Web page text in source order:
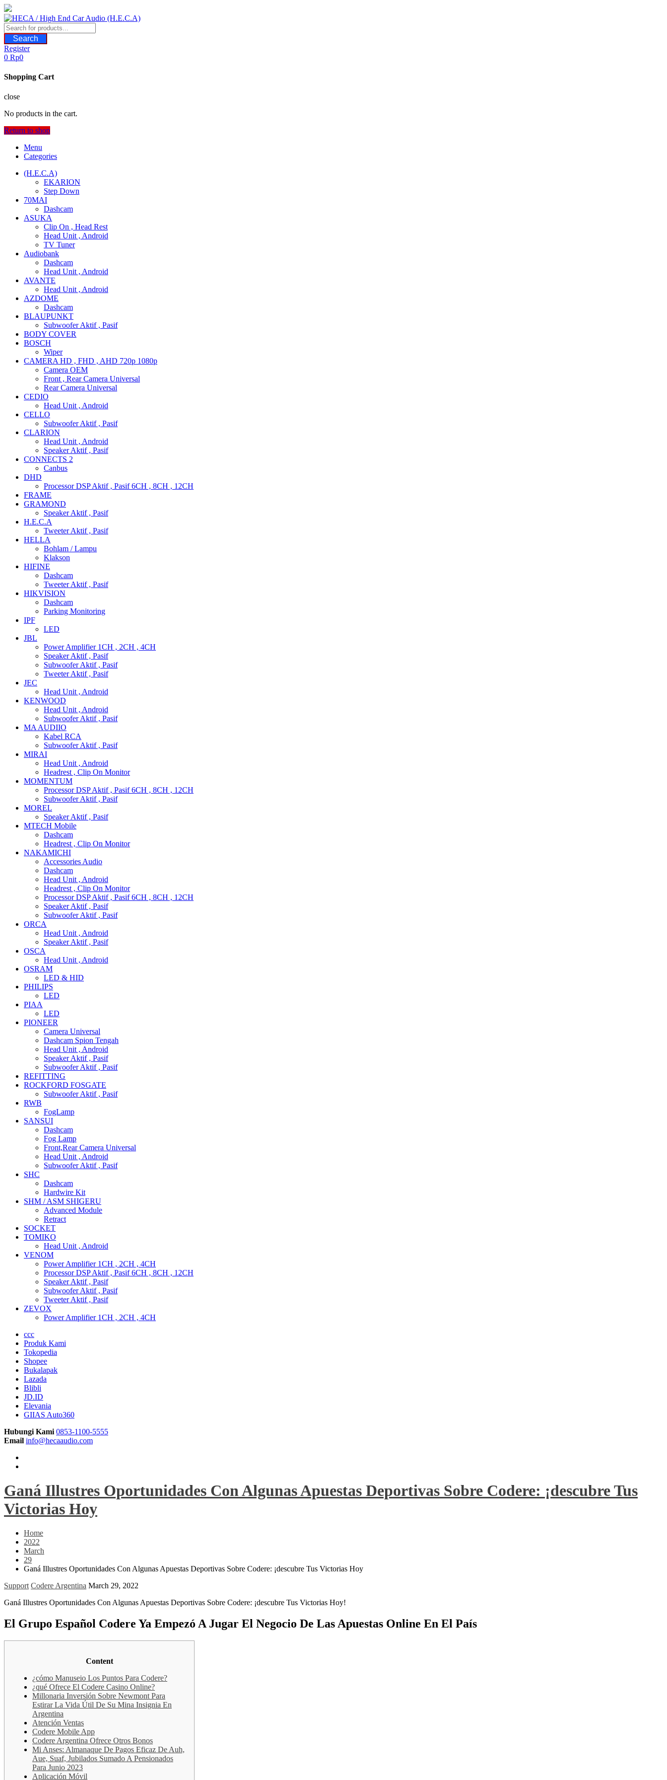
Skip
to
content
Search
Register
0 Rp0
Shopping Cart
close
No products in the cart.
Return to shop
Menu
Categories
(H.E.C.A)
EKARION
Step Down
70MAI
Dashcam
ASUKA
Clip On , Head Rest
Head Unit , Android
TV Tuner
Audiobank
Dashcam
Head Unit , Android
AVANTE
Head Unit , Android
AZDOME
Dashcam
BLAUPUNKT
Subwoofer Aktif , Pasif
BODY COVER
BOSCH
Wiper
CAMERA HD , FHD , AHD 720p 1080p
Camera OEM
Front , Rear Camera Universal
Rear Camera Universal
CEDIO
Head Unit , Android
CELLO
Subwoofer Aktif , Pasif
CLARION
Head Unit , Android
Speaker Aktif , Pasif
CONNECTS 2
Canbus
DHD
Processor DSP Aktif , Pasif 6CH , 8CH , 12CH
FRAME
GRAMOND
Speaker Aktif , Pasif
H.E.C.A
Tweeter Aktif , Pasif
HELLA
Bohlam / Lampu
Klakson
HIFINE
Dashcam
Tweeter Aktif , Pasif
HIKVISION
Dashcam
Parking Monitoring
IPF
LED
JBL
Power Amplifier 1CH , 2CH , 4CH
Speaker Aktif , Pasif
Subwoofer Aktif , Pasif
Tweeter Aktif , Pasif
JEC
Head Unit , Android
KENWOOD
Head Unit , Android
Subwoofer Aktif , Pasif
MA AUDIIO
Kabel RCA
Subwoofer Aktif , Pasif
MIRAI
Head Unit , Android
Headrest , Clip On Monitor
MOMENTUM
Processor DSP Aktif , Pasif 6CH , 8CH , 12CH
Subwoofer Aktif , Pasif
MOREL
Speaker Aktif , Pasif
MTECH Mobile
Dashcam
Headrest , Clip On Monitor
NAKAMICHI
Accessories Audio
Dashcam
Head Unit , Android
Headrest , Clip On Monitor
Processor DSP Aktif , Pasif 6CH , 8CH , 12CH
Speaker Aktif , Pasif
Subwoofer Aktif , Pasif
ORCA
Head Unit , Android
Speaker Aktif , Pasif
OSCA
Head Unit , Android
OSRAM
LED & HID
PHILIPS
LED
PIAA
LED
PIONEER
Camera Universal
Dashcam Spion Tengah
Head Unit , Android
Speaker Aktif , Pasif
Subwoofer Aktif , Pasif
REFITTING
ROCKFORD FOSGATE
Subwoofer Aktif , Pasif
RWB
FogLamp
SANSUI
Dashcam
Fog Lamp
Front,Rear Camera Universal
Head Unit , Android
Subwoofer Aktif , Pasif
SHC
Dashcam
Hardwire Kit
SHM / ASM SHIGERU
Advanced Module
Retract
SOCKET
TOMIKO
Head Unit , Android
VENOM
Power Amplifier 1CH , 2CH , 4CH
Processor DSP Aktif , Pasif 6CH , 8CH , 12CH
Speaker Aktif , Pasif
Subwoofer Aktif , Pasif
Tweeter Aktif , Pasif
ZEVOX
Power Amplifier 1CH , 2CH , 4CH
ccc
Produk Kami
Tokopedia
Shopee
Bukalapak
Lazada
Blibli
JD.ID
Elevania
GIIAS Auto360
Hubungi Kami 0853-1100-5555
Email info@hecaaudio.com
Ganá Illustres Oportunidades Con Algunas Apuestas Deportivas Sobre Codere: ¡descubre Tus
Victorias Hoy
Home
2022
March
29
Ganá Illustres Oportunidades Con Algunas Apuestas Deportivas Sobre Codere: ¡descubre Tus Victorias Hoy
Support Codere Argentina March 29, 2022
Ganá Illustres Oportunidades Con Algunas Apuestas Deportivas Sobre Codere: ¡descubre Tus Victorias Hoy!
El Grupo Español Codere Ya Empezó A Jugar El Negocio De Las Apuestas Online En El País
Content
¿cómo Manuseio Los Puntos Para Codere?
¿qué Ofrece El Codere Casino Online?
Millonaria Inversión Sobre Newmont Para
Estirar La Vida Útil De Su Mina Insignia En
Argentina
Atención Ventas
Codere Mobile App
Codere Argentina Ofrece Otros Bonos
Mi Anses: Almanaque De Pagos Eficaz De Auh,
Aue, Suaf, Jubilados Sumado A Pensionados
Para Junio 2023
Aplicación Móvil